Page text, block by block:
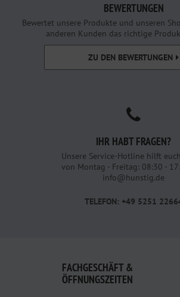
BEWERTUNGEN
Bewertet unsere Produkte und unseren
anderen Kunden das richtige
ZU DEN BEWERTUNGEN
IHR HABT FRAGEN?
Unsere Service-Hotline hilft
von Montag - Freitag: 08:30 -
info@hunstig.de
TELEFON: +49 5251
FACHGESCHÄFT &
ÖFFNUNGSZEITEN